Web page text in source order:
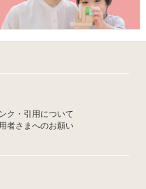
ク・引用について
者さまへのお願い